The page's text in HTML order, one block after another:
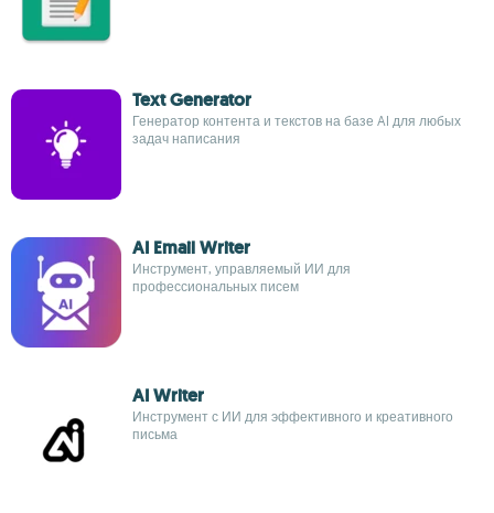
Text Generator
Генератор контента и текстов на базе AI для любых
задач написания
AI Email Writer
Инструмент, управляемый ИИ для
профессиональных писем
AI Writer
Инструмент с ИИ для эффективного и креативного
письма